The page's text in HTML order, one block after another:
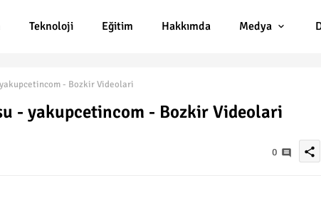
Teknoloji Eğitim Hakkımda Medya
- Bozkir Videolari
- yakupcetincom - Bozkir Videolari
0 share